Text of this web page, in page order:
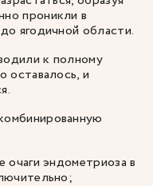
проникли в
ягодичной области.
к полному
оставалось, и
очаги эндометриоза в